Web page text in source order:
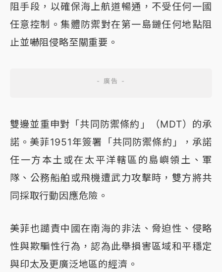
阻手段，以確保海上航道暢通，不受任何一國
任意控制。集體防禦對在第一島鏈任何地點阻
止並嚇阻侵略至關重要。
雙邊並重申對「共同防禦條約」（MDT）的承
諾。美菲1951年簽署「共同防禦條約」，承諾
任一方本土或在太平洋轄區的島嶼領土、軍
隊、公務船舶或飛機遭武力攻擊時，雙方將共
同採取行動因應危險。
美菲也譴責中國在南海的非法、脅迫性、侵略
性與欺騙性行為，認為此舉損害區域和平穩定
與印太及更廣泛地區的經濟。